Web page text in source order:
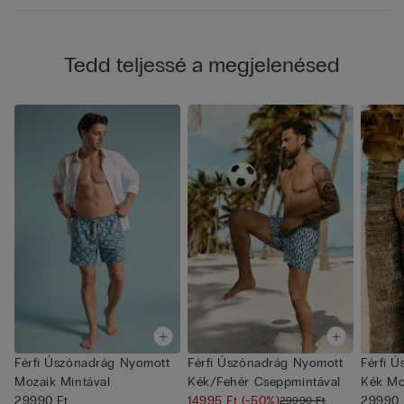
Tedd teljessé a megjelenésed
Férfi Úszónadrág Nyomott
Mozaik Mintával
29990 Ft
Férfi Úszónadrág Nyomott
Kék/Fehér Cseppmintával
14995 Ft(-50%)29990 Ft
Férfi
Kék
29990